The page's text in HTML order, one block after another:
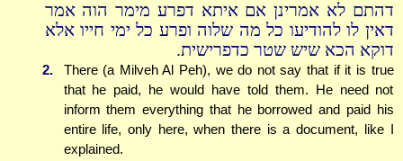
דהתם לא אמרינן אם איתא דפרע מימר הוה אמר
דאין לו להודיעו כל מה שלוה ופרע כל ימי חייו אלא
דוקא הכא שיש שטר כדפרישית.
2.
There (a Milveh Al Peh), we do not say that if it is true
that he paid, he would have told them. He need not
inform them everything that he borrowed and paid his
entire life, only here, when there is a document, like I
explained.